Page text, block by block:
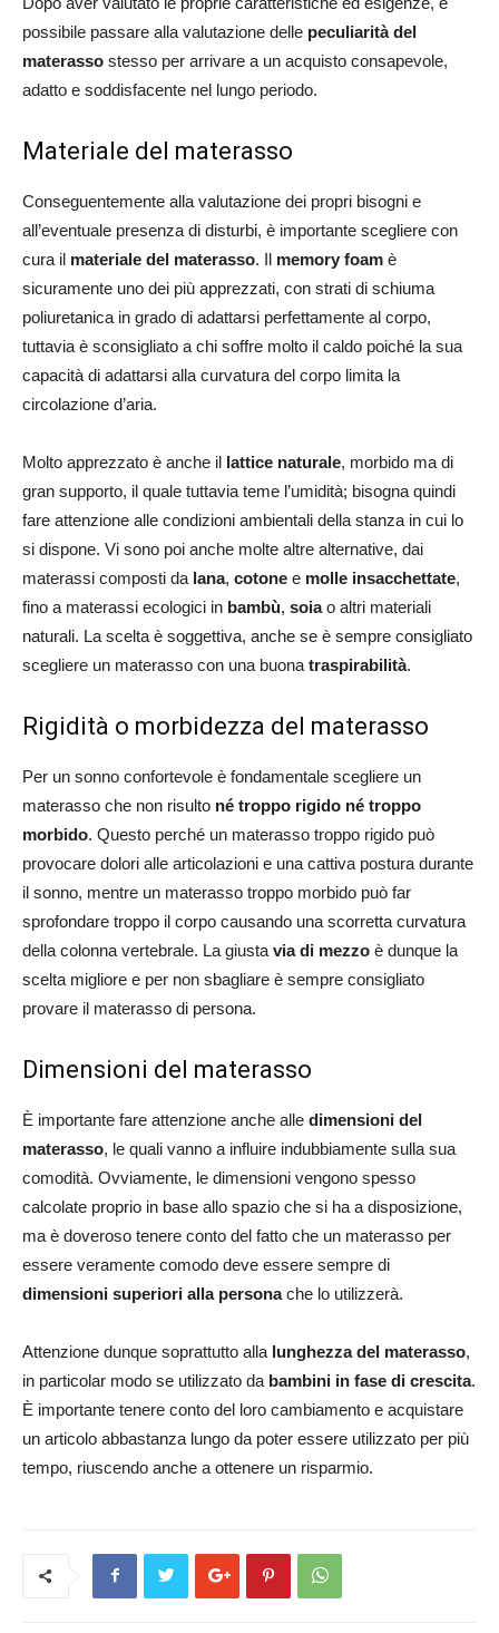
possibile passare alla valutazione delle peculiarità del
materasso stesso per arrivare a un acquisto consapevole,
adatto e soddisfacente nel lungo periodo.
Materiale del materasso
Conseguentemente alla valutazione dei propri bisogni e
all’eventuale presenza di disturbi, è importante scegliere con
cura il materiale del materasso. Il memory foam è
sicuramente uno dei più apprezzati, con strati di schiuma
poliuretanica in grado di adattarsi perfettamente al corpo,
tuttavia è sconsigliato a chi soffre molto il caldo poiché la sua
capacità di adattarsi alla curvatura del corpo limita la
circolazione d’aria.
Molto apprezzato è anche il lattice naturale, morbido ma di
gran supporto, il quale tuttavia teme l’umidità; bisogna quindi
fare attenzione alle condizioni ambientali della stanza in cui lo
si dispone. Vi sono poi anche molte altre alternative, dai
materassi composti da lana, cotone e molle insacchettate,
fino a materassi ecologici in bambù, soiao altri materiali
naturali. La scelta è soggettiva, anche se è sempre consigliato
scegliere un materasso con una buona traspirabilità.
Rigidità o morbidezza del materasso
Per un sonno confortevole è fondamentale scegliere un
materasso che non risulto né troppo rigido né troppo
morbido. Questo perché un materasso troppo rigido può
provocare dolori alle articolazioni e una cattiva postura durante
il sonno, mentre un materasso troppo morbido può far
sprofondare troppo il corpo causando una scorretta curvatura
della colonna vertebrale. La giusta via di mezzo è dunque la
scelta migliore e per non sbagliare è sempre consigliato
provare il materasso di persona.
Dimensioni del materasso
È importante fare attenzione anche alle dimensioni del
materasso, le quali vanno a influire indubbiamente sulla sua
comodità. Ovviamente, le dimensioni vengono spesso
calcolate proprio in base allo spazio che si ha a disposizione,
ma è doveroso tenere conto del fatto che un materasso per
essere veramente comodo deve essere sempre di
dimensioni superiori alla personache lo utilizzerà.
Attenzione dunque soprattutto alla lunghezza del materasso,
in particolar modo se utilizzato da bambini in fase di crescita.
È importante tenere conto del loro cambiamento e acquistare
un articolo abbastanza lungo da poter essere utilizzato per più
tempo, riuscendo anche a ottenere un risparmio.